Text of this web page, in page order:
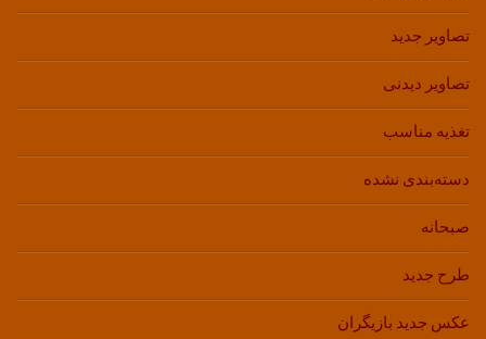
تصاویر جدید
تصاویر دیدنی
تغذیه مناسب
دسته‌بندی نشده
صبحانه
طرح جدید
عکس جدید بازیگران